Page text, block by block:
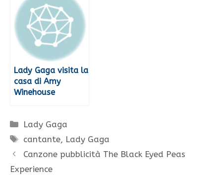
Lady Gaga visita la
casa di Amy
Winehouse
Categorie
Lady Gaga
Tag
cantante, Lady Gaga
Canzone pubblicità The Black Eyed Peas
Experience